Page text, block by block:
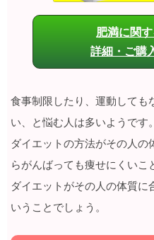
肥満に関
詳細・ご購
食事制限したり、運動しても
い、と悩む人は多いようです。
ダイエットの方法がその人の
らがんばっても痩せにくいこ
ダイエットがその人の体質に
いうことでしょう。